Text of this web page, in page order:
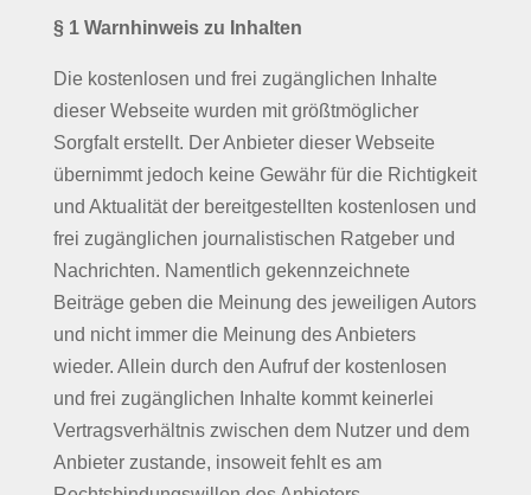
§ 1 Warnhinweis zu Inhalten
Die kostenlosen und frei zugänglichen Inhalte
dieser Webseite wurden mit größtmöglicher
Sorgfalt erstellt. Der Anbieter dieser Webseite
übernimmt jedoch keine Gewähr für die Richtigkeit
und Aktualität der bereitgestellten kostenlosen und
frei zugänglichen journalistischen Ratgeber und
Nachrichten. Namentlich gekennzeichnete
Beiträge geben die Meinung des jeweiligen Autors
und nicht immer die Meinung des Anbieters
wieder. Allein durch den Aufruf der kostenlosen
und frei zugänglichen Inhalte kommt keinerlei
Vertragsverhältnis zwischen dem Nutzer und dem
Anbieter zustande, insoweit fehlt es am